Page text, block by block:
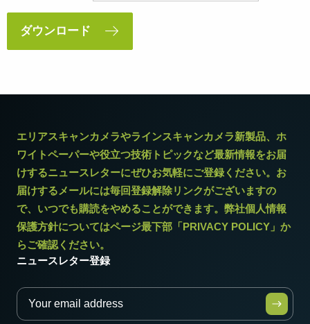
ダウンロード
エリアスキャンカメラやラインスキャンカメラ新製品、ホ
ワイトペーパーや役立つ技術トピックなど最新情報をお届
けするニュースレターにぜひお気軽にご登録ください。お
届けするメールには毎回登録解除リンクがございますの
で、いつでも購読をやめることができます。弊社個人情報
保護方針についてはページ最下部「PRIVACY POLICY」か
らご確認ください。
ニュースレター登録